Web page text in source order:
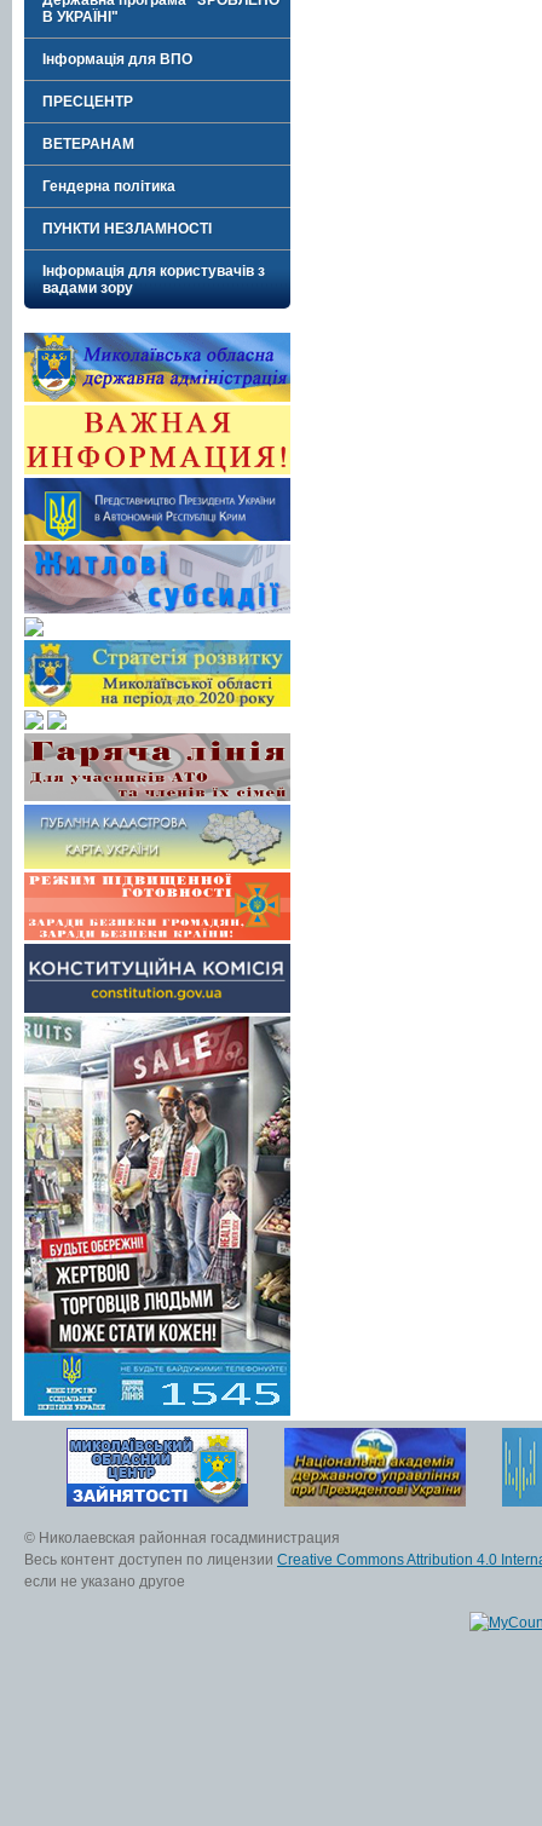
В УКРАЇНІ"
Інформація для ВПО
ПРЕСЦЕНТР
ВЕТЕРАНАМ
Гендерна політика
ПУНКТИ НЕЗЛАМНОСТІ
Інформація для користувачів з
вадами зору
© Николаевская районная госадминистрация
Весь контент доступен по лицензии Creative Commons Attribution 4.0
если не указано другое